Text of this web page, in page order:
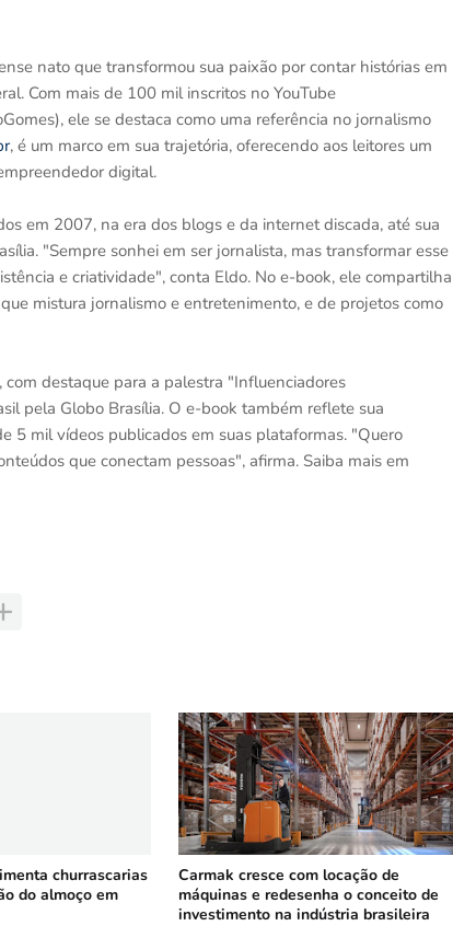
nato que transformou sua paixão por contar histórias em
Com mais de 100 mil inscritos no YouTube
ele se destaca como uma referência no jornalismo
, é um marco em sua trajetória, oferecendo aos leitores um
digital.
em 2007, na era dos blogs e da internet discada, até sua
"Sempre sonhei em ser jornalista, mas transformar esse
e criatividade", conta Eldo. No e-book, ele compartilha
mistura jornalismo e entretenimento, e de projetos como
destaque para a palestra "Influenciadores
pela Globo Brasília. O e-book também reflete sua
5 mil vídeos publicados em suas plataformas. "Quero
que conectam pessoas", afirma. Saiba mais em
churrascarias
do almoço em
Carmak cresce com locação de
máquinas e redesenha o conceito de
investimento na indústria brasileira